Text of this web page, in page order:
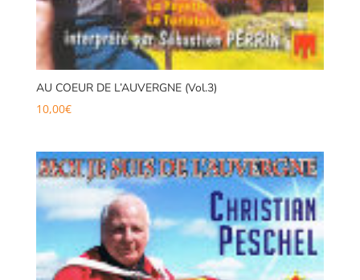
AU COEUR DE L’AUVERGNE (Vol.3)
10,00€